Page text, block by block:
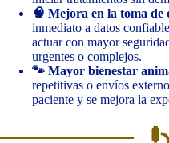
🧠 Mejora en la toma de
inmediato a datos
actuar con mayor
urgentes o complejos.
🐾 Mayor bienestar
repetitivas o envíos
paciente y se mejora la